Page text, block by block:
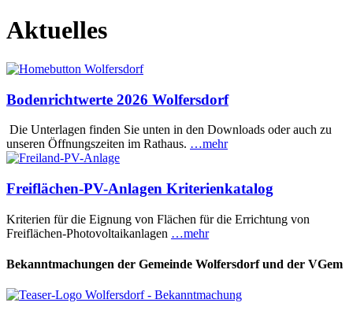
Aktuelles
Bodenrichtwerte 2026 Wolfersdorf
Die Unterlagen finden Sie unten in den Downloads oder auch zu
unseren Öffnungszeiten im Rathaus. …mehr
Freiflächen-PV-Anlagen Kriterienkatalog
Kriterien für die Eignung von Flächen für die Errichtung von
Freiflächen-Photovoltaikanlagen …mehr
Bekanntmachungen der Gemeinde Wolfersdorf und der VGem